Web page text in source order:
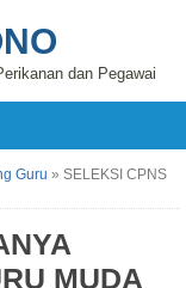
dan Pegawai
Guru » SELEKSI CPNS
MUDA